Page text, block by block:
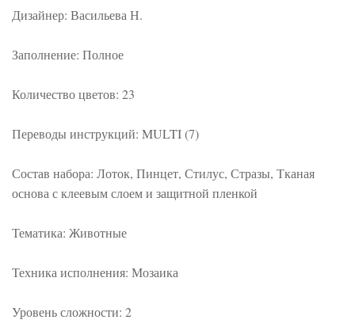
Дизайнер: Васильева Н.
Заполнение: Полное
Количество цветов: 23
Переводы инструкций: MULTI (7)
Состав набора: Лоток, Пинцет, Стилус, Стразы, Тканая
основа с клеевым слоем и защитной пленкой
Тематика: Животные
Техника исполнения: Мозаика
Уровень сложности: 2